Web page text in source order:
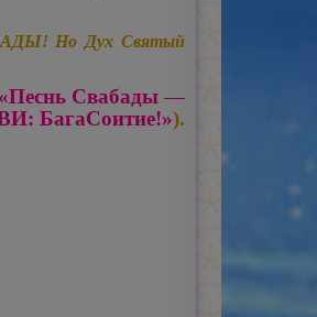
Но Дух Святый
«Песнь Свабады —
БагаСоитие!»).